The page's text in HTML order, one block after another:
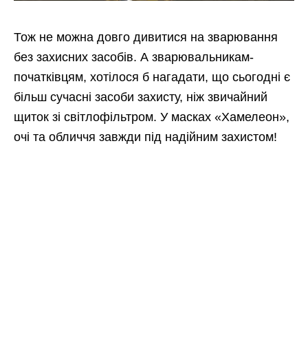
Тож не можна довго дивитися на зварювання
без захисних засобів. А зварювальникам-
початківцям, хотілося б нагадати, що сьогодні є
більш сучасні засоби захисту, ніж звичайний
щиток зі світлофільтром. У масках «Хамелеон»,
очі та обличчя завжди під надійним захистом!